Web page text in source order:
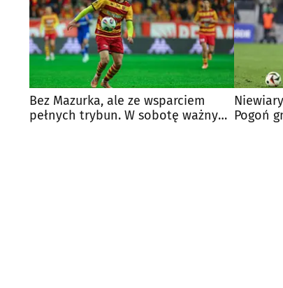
Bez Mazurka, ale ze wsparciem
pełnych trybun. W sobotę ważny
Pogoń